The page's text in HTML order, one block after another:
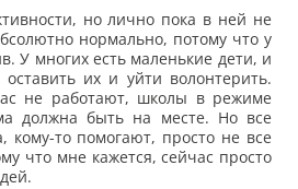
но лично пока в ней не
нормально, потому что у
У многих есть маленькие дети, и
их и уйти волонтерить.
не работают, школы в режиме
должна быть на месте. Но все
кому-то помогают, просто не все
что мне кажется, сейчас просто